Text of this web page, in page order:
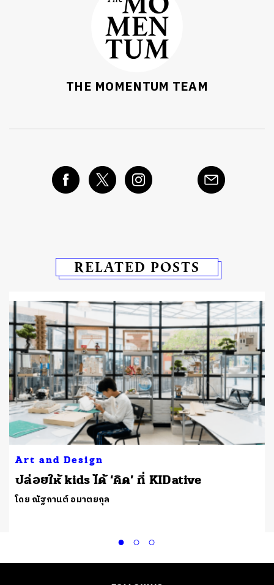
THE MOMENTUM TEAM
RELATED POSTS
Art and Design
ปล่อยให้ kids ได้ ‘คิด’ ที่ KIDative
โดย ณัฐกานต์ อมาตยกุล